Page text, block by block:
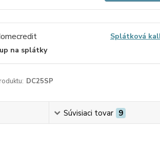
Splátková
na splátky
DC25SP
Súvisiaci tovar 9